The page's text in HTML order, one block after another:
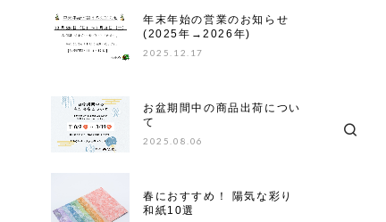
年末年始の営業のお知らせ
(2025年→2026年)
2025.12.17
お盆期間中の商品出荷につい
て
2025.08.06
春におすすめ！ 陽気な彩り
和紙10選